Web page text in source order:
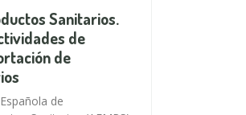
Sanitarios.
de
de
de